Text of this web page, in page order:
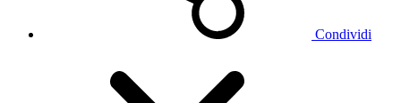
Condividi